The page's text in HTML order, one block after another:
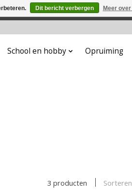
School en hobby Opruiming
3 producten
Dit bericht verbergen Meer
niet worden gehonoreerd of